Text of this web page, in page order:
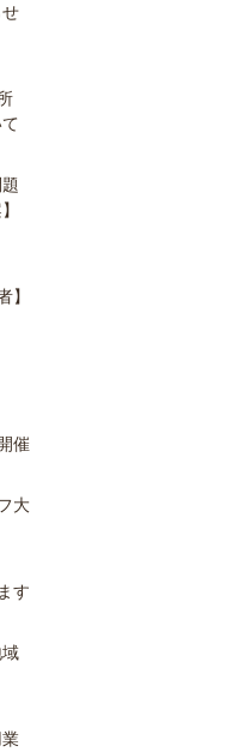
】
催
大
す